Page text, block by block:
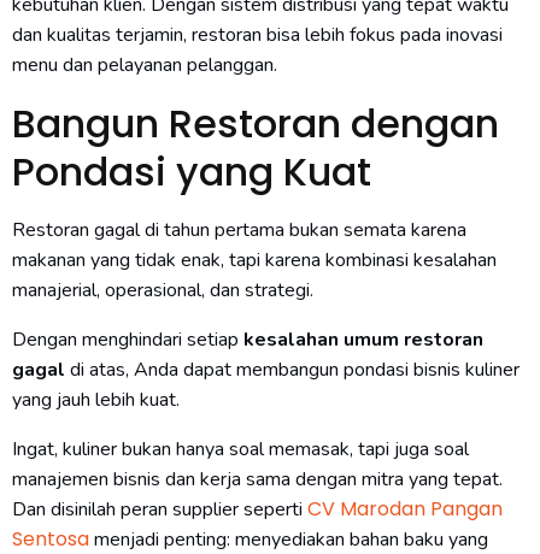
dan kualitas terjamin, restoran bisa lebih fokus pada inovasi
menu dan pelayanan pelanggan.
Bangun Restoran dengan
Pondasi yang Kuat
Restoran gagal di tahun pertama bukan semata karena
makanan yang tidak enak, tapi karena kombinasi kesalahan
manajerial, operasional, dan strategi.
Dengan menghindari setiap kesalahan umum restoran
gagal di atas, Anda dapat membangun pondasi bisnis kuliner
yang jauh lebih kuat.
Ingat, kuliner bukan hanya soal memasak, tapi juga soal
manajemen bisnis dan kerja sama dengan mitra yang tepat.
Dan disinilah peran supplier seperti CV Marodan Pangan
Sentosamenjadi penting: menyediakan bahan baku yang